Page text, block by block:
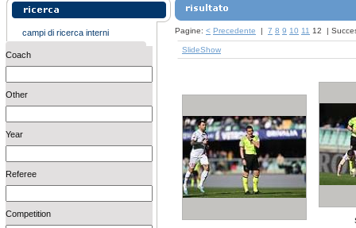
campi di ricerca interni
Coach
Other
Year
Referee
Competition
Pagine: < Precedente | 7 8 9 10 11 12 |
SlideShow